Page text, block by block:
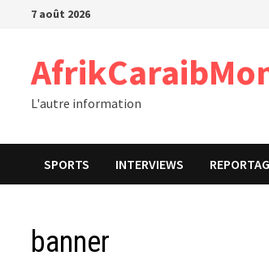
Passer7 août 2026
L'autre information
SPORTS INTERVIEWS
banner